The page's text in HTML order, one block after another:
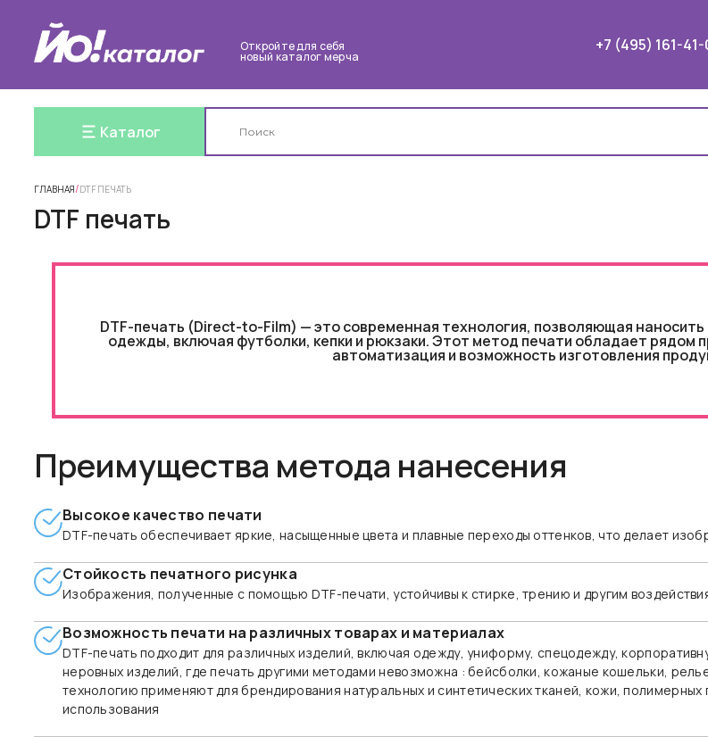
Откройте для себя
новый каталог мерча
+7 (495) 161-
Каталог
ГЛАВНАЯ/DTF ПЕЧАТЬ
DTF печать
DTF-печать (Direct-to-Film) — это современная технология, позволяющая
одежды, включая футболки, кепки и рюкзаки. Этот метод печати обладает рядом
автоматизация и возможность изготовления
Преимущества метода нанесения
Высокое качество печати
DTF-печать обеспечивает яркие, насыщенные цвета и плавные переходы оттенков, что делает
Стойкость печатного рисунка
Изображения, полученные с помощью DTF-печати, устойчивы к стирке, трению и другим
Возможность печати на различных товарах и материалах
DTF-печать подходит для различных изделий, включая одежду, униформу, спецодежду,
неровных изделий, где печать другими методами невозможна : бейсболки, кожаные кошельки,
технологию применяют для брендирования натуральных и синтетических тканей, кожи,
использования